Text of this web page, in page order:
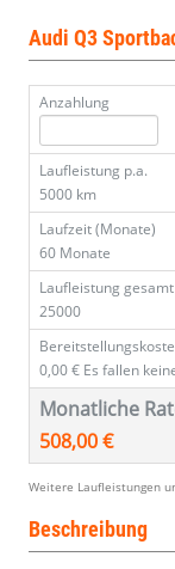
Audi Q3
Anzahlung
Laufleistung p.a.
5000 km
Laufzeit (Monate)
60 Monate
Laufleistung gesamt
25000
0,00 € Es fallen
Monatliche
508,00 €
Weitere Laufleistungen
Beschreibung